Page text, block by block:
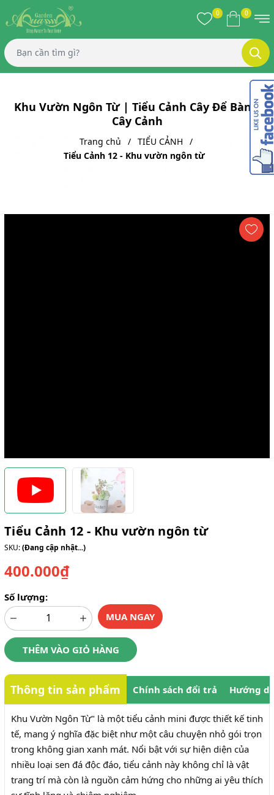
0 0
Khu Vườn Ngôn Từ | Tiểu Cảnh Cây Để Bàn |
Cây Cảnh
Trang chủ
TIỂU CẢNH
Tiểu Cảnh 12 - Khu vườn ngôn từ
Tiểu Cảnh 12 - Khu vườn ngôn từ
SKU:(Đang cập nhật...)
400.000₫
Số lượng:
MUA NGAY
THÊM VÀO GIỎ HÀNG
Thông tin sản phẩm Chính sách đổi trả Hướng
Khu Vườn Ngôn Từ" là một tiểu cảnh mini được thiết kế tinh
tế, mang ý nghĩa đặc biệt như một câu chuyện nhỏ gói trọn
trong không gian xanh mát. Nổi bật với sự hiện diện của
nhiều loại sen đá độc đáo, tiểu cảnh này không chỉ là vật
trang trí mà còn là nguồn cảm hứng cho những ai yêu thích